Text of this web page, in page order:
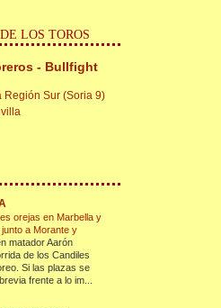
LOS TOROS
- Bullfight
Región Sur (Soria 9)
orejas en Marbella y
a Morante y
matador Aarón
de los Candiles
Si las plazas se
frente a lo im...